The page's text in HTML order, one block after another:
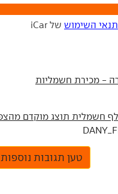
תנאי השימוש של iCar
טען תגובות נוספות